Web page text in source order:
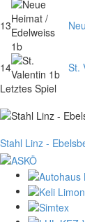
13
14 St.
Letztes Spiel
Stahl Linz -